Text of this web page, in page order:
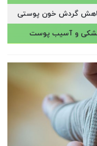
گردش خون پوستی
و آسیب پوست